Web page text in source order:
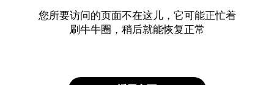
您所要访问的页面不在这儿，它可能正忙着
刷牛牛圈，稍后就能恢复正常